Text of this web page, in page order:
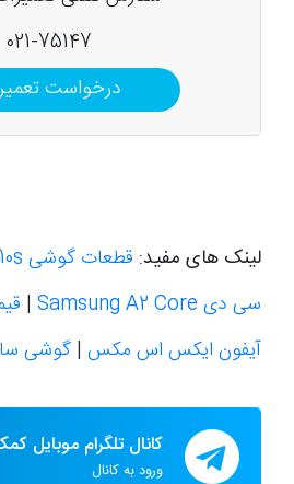
021-75147
درخواست
لینک های مفید: قطعات گوشی M10s
سی دی Samsung A2 Core
|
آیفون ایکس اس مکس | گوشی
کانال تلگرام موبایل
ورود به کانال